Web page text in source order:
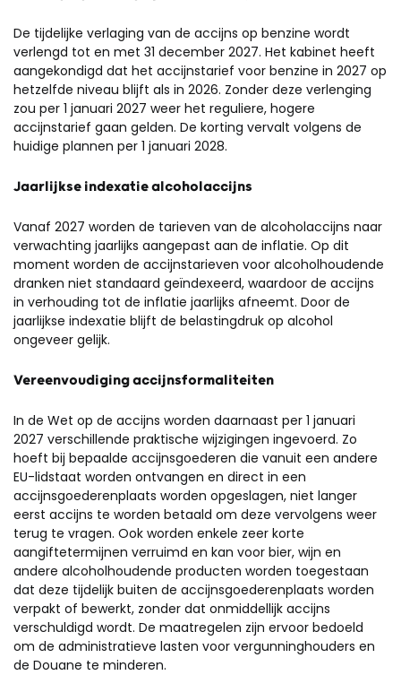
De tijdelijke verlaging van de accijns op benzine wordt
verlengd tot en met 31 december 2027. Het kabinet heeft
aangekondigd dat het accijnstarief voor benzine in 2027 op
hetzelfde niveau blijft als in 2026. Zonder deze verlenging
zou per 1 januari 2027 weer het reguliere, hogere
accijnstarief gaan gelden. De korting vervalt volgens de
huidige plannen per 1 januari 2028.
Jaarlijkse indexatie alcoholaccijns
Vanaf 2027 worden de tarieven van de alcoholaccijns naar
verwachting jaarlijks aangepast aan de inflatie. Op dit
moment worden de accijnstarieven voor alcoholhoudende
dranken niet standaard geïndexeerd, waardoor de accijns
in verhouding tot de inflatie jaarlijks afneemt. Door de
jaarlijkse indexatie blijft de belastingdruk op alcohol
ongeveer gelijk.
Vereenvoudiging accijnsformaliteiten
In de Wet op de accijns worden daarnaast per 1 januari
2027 verschillende praktische wijzigingen ingevoerd. Zo
hoeft bij bepaalde accijnsgoederen die vanuit een andere
EU-lidstaat worden ontvangen en direct in een
accijnsgoederenplaats worden opgeslagen, niet langer
eerst accijns te worden betaald om deze vervolgens weer
terug te vragen. Ook worden enkele zeer korte
aangiftetermijnen verruimd en kan voor bier, wijn en
andere alcoholhoudende producten worden toegestaan
dat deze tijdelijk buiten de accijnsgoederenplaats worden
verpakt of bewerkt, zonder dat onmiddellijk accijns
verschuldigd wordt. De maatregelen zijn ervoor bedoeld
om de administratieve lasten voor vergunninghouders en
de Douane te minderen.